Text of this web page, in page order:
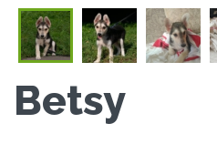
Betsy